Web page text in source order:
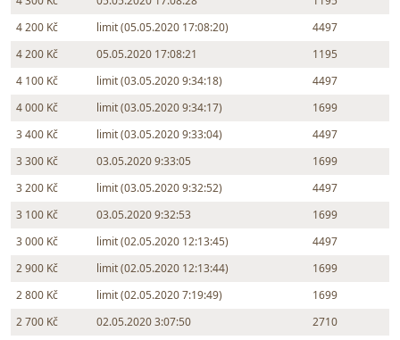
4 200 Kč
limit (05.05.2020 17:08:20)
4497
4 200 Kč
05.05.2020 17:08:21
1195
4 100 Kč
limit (03.05.2020 9:34:18)
4497
4 000 Kč
limit (03.05.2020 9:34:17)
1699
3 400 Kč
limit (03.05.2020 9:33:04)
4497
3 300 Kč
03.05.2020 9:33:05
1699
3 200 Kč
limit (03.05.2020 9:32:52)
4497
3 100 Kč
03.05.2020 9:32:53
1699
3 000 Kč
limit (02.05.2020 12:13:45)
4497
2 900 Kč
limit (02.05.2020 12:13:44)
1699
2 800 Kč
limit (02.05.2020 7:19:49)
1699
2 700 Kč
02.05.2020 3:07:50
2710